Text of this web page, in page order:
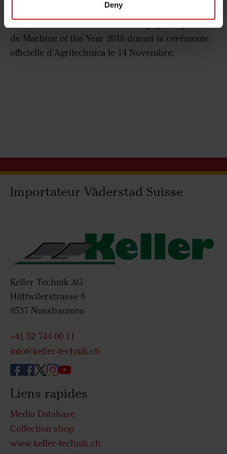
Deny
même à une vitesse de 20km/h".
de Machine of the Year 2018 durant la cérémonie
officielle d'Agritechnica le 14 Novembre.
Importateur Väderstad Suisse
Keller Technik AG
Hüttwilerstrasse 8
8537 Nussbaumen
+41 52 744 00 11
info@keller-technik.ch
Liens rapides
Media Database
Collection shop
www.keller-technik.ch